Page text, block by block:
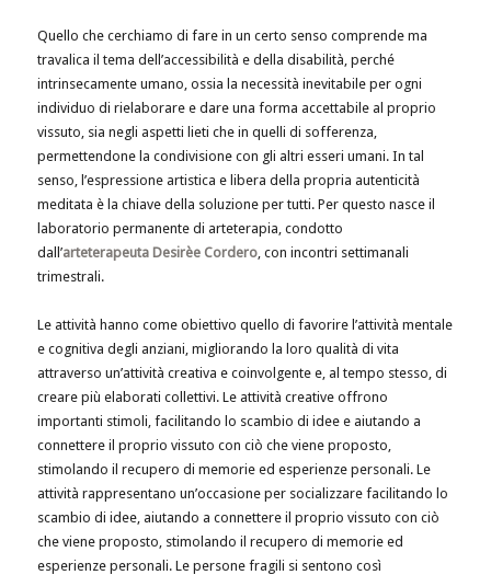
Quello che cerchiamo di fare in un certo senso comprende ma
travalica il tema dell’accessibilità e della disabilità, perché
intrinsecamente umano, ossia la necessità inevitabile per ogni
individuo di rielaborare e dare una forma accettabile al proprio
vissuto, sia negli aspetti lieti che in quelli di sofferenza,
permettendone la condivisione con gli altri esseri umani. In tal
senso, l’espressione artistica e libera della propria autenticità
meditata è la chiave della soluzione per tutti. Per questo nasce il
laboratorio permanente di arteterapia, condotto
dall’arteterapeuta Desirèe Cordero, con incontri settimanali
trimestrali.
Le attività hanno come obiettivo quello di favorire l’attività mentale
e cognitiva degli anziani, migliorando la loro qualità di vita
attraverso un’attività creativa e coinvolgente e, al tempo stesso, di
creare più elaborati collettivi. Le attività creative offrono
importanti stimoli, facilitando lo scambio di idee e aiutando a
connettere il proprio vissuto con ciò che viene proposto,
stimolando il recupero di memorie ed esperienze personali. Le
attività rappresentano un’occasione per socializzare facilitando lo
scambio di idee, aiutando a connettere il proprio vissuto con ciò
che viene proposto, stimolando il recupero di memorie ed
esperienze personali. Le persone fragili si sentono così